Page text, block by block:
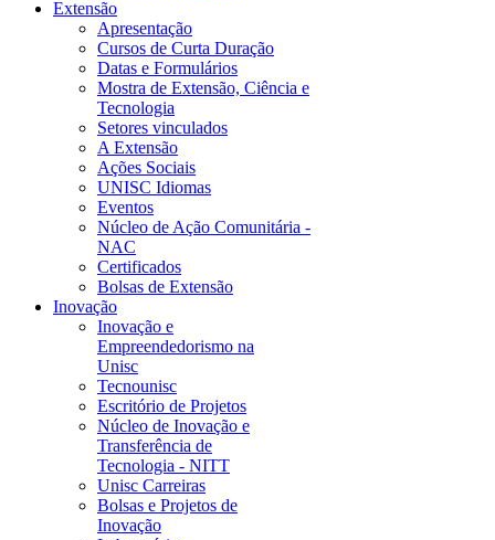
Extensão
Apresentação
Cursos de Curta Duração
Datas e Formulários
Mostra de Extensão, Ciência e
Tecnologia
Setores vinculados
A Extensão
Ações Sociais
UNISC Idiomas
Eventos
Núcleo de Ação Comunitária -
NAC
Certificados
Bolsas de Extensão
Inovação
Inovação e
Empreendedorismo na
Unisc
Tecnounisc
Escritório de Projetos
Núcleo de Inovação e
Transferência de
Tecnologia - NITT
Unisc Carreiras
Bolsas e Projetos de
Inovação